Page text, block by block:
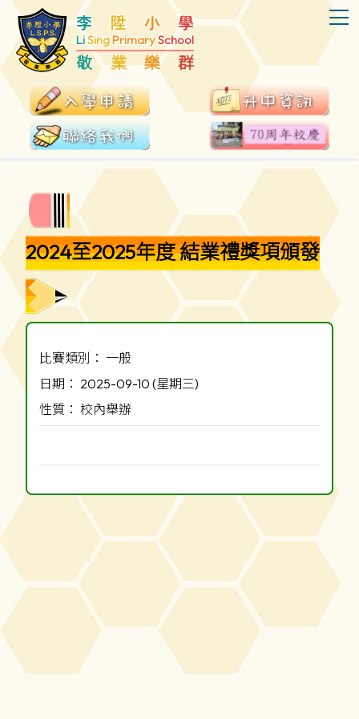
李 陞 小 學
LiSingPrimarySchool
敬 業 樂 群
2024至2025年度 結業禮獎項頒發
比賽類別： 一般
日期： 2025-09-10 (星期三)
性質： 校內舉辦